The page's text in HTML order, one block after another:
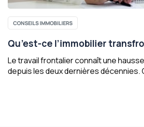
CONSEILS IMMOBILIERS
Qu’est-ce l’immobilier
Le travail frontalier connaît une
depuis les deux dernières décennies.